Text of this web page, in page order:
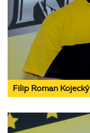
Filip Roman Kojecký